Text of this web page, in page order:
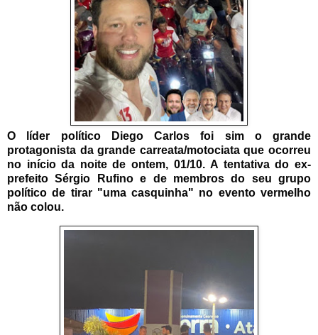
O líder político Diego Carlos foi sim o grande
protagonista da grande carreata/motociata que ocorreu
no início da noite de ontem, 01/10.A tentativa do ex-
prefeito Sérgio Rufino e de membros do seu grupo
político de tirar "uma casquinha" no evento vermelho
não colou.